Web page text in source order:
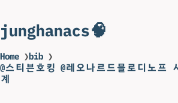
junghanacs🧠
Home ❯bib ❯
@스티븐호킹 @레오나르드믈로디노프
계